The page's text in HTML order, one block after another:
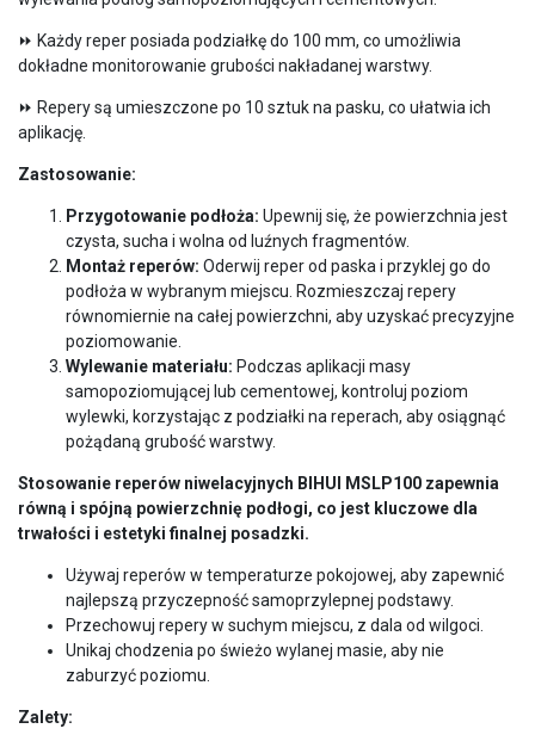
⏩ Każdy reper posiada podziałkę do 100 mm, co umożliwia
dokładne monitorowanie grubości nakładanej warstwy.
⏩ Repery są umieszczone po 10 sztuk na pasku, co ułatwia ich
aplikację.
Zastosowanie:
Przygotowanie podłoża: Upewnij się, że powierzchnia jest
czysta, sucha i wolna od luźnych fragmentów.
Montaż reperów: Oderwij reper od paska i przyklej go do
podłoża w wybranym miejscu. Rozmieszczaj repery
równomiernie na całej powierzchni, aby uzyskać precyzyjne
poziomowanie.
Wylewanie materiału: Podczas aplikacji masy
samopoziomującej lub cementowej, kontroluj poziom
wylewki, korzystając z podziałki na reperach, aby osiągnąć
pożądaną grubość warstwy.
Stosowanie reperów niwelacyjnych BIHUI MSLP100 zapewnia
równą i spójną powierzchnię podłogi, co jest kluczowe dla
trwałości i estetyki finalnej posadzki.
Używaj reperów w temperaturze pokojowej, aby zapewnić
najlepszą przyczepność samoprzylepnej podstawy.
Przechowuj repery w suchym miejscu, z dala od wilgoci.
Unikaj chodzenia po świeżo wylanej masie, aby nie
zaburzyć poziomu.
Zalety: